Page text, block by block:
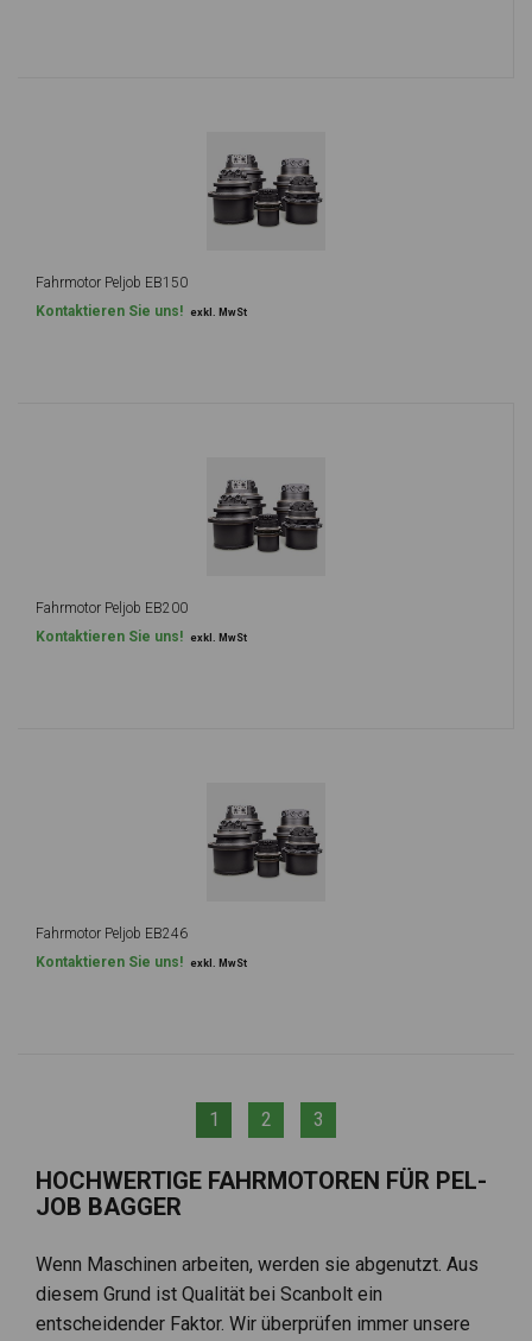
Fahrmotor Peljob EB150
Kontaktieren Sie uns! exkl. MwSt
Fahrmotor Peljob EB200
Kontaktieren Sie uns! exkl. MwSt
Fahrmotor Peljob EB246
Kontaktieren Sie uns! exkl. MwSt
1 2 3
HOCHWERTIGE FAHRMOTOREN FÜR PEL-
JOB BAGGER
Wenn Maschinen arbeiten, werden sie abgenutzt. Aus
diesem Grund ist Qualität bei Scanbolt ein
entscheidender Faktor. Wir überprüfen immer unsere